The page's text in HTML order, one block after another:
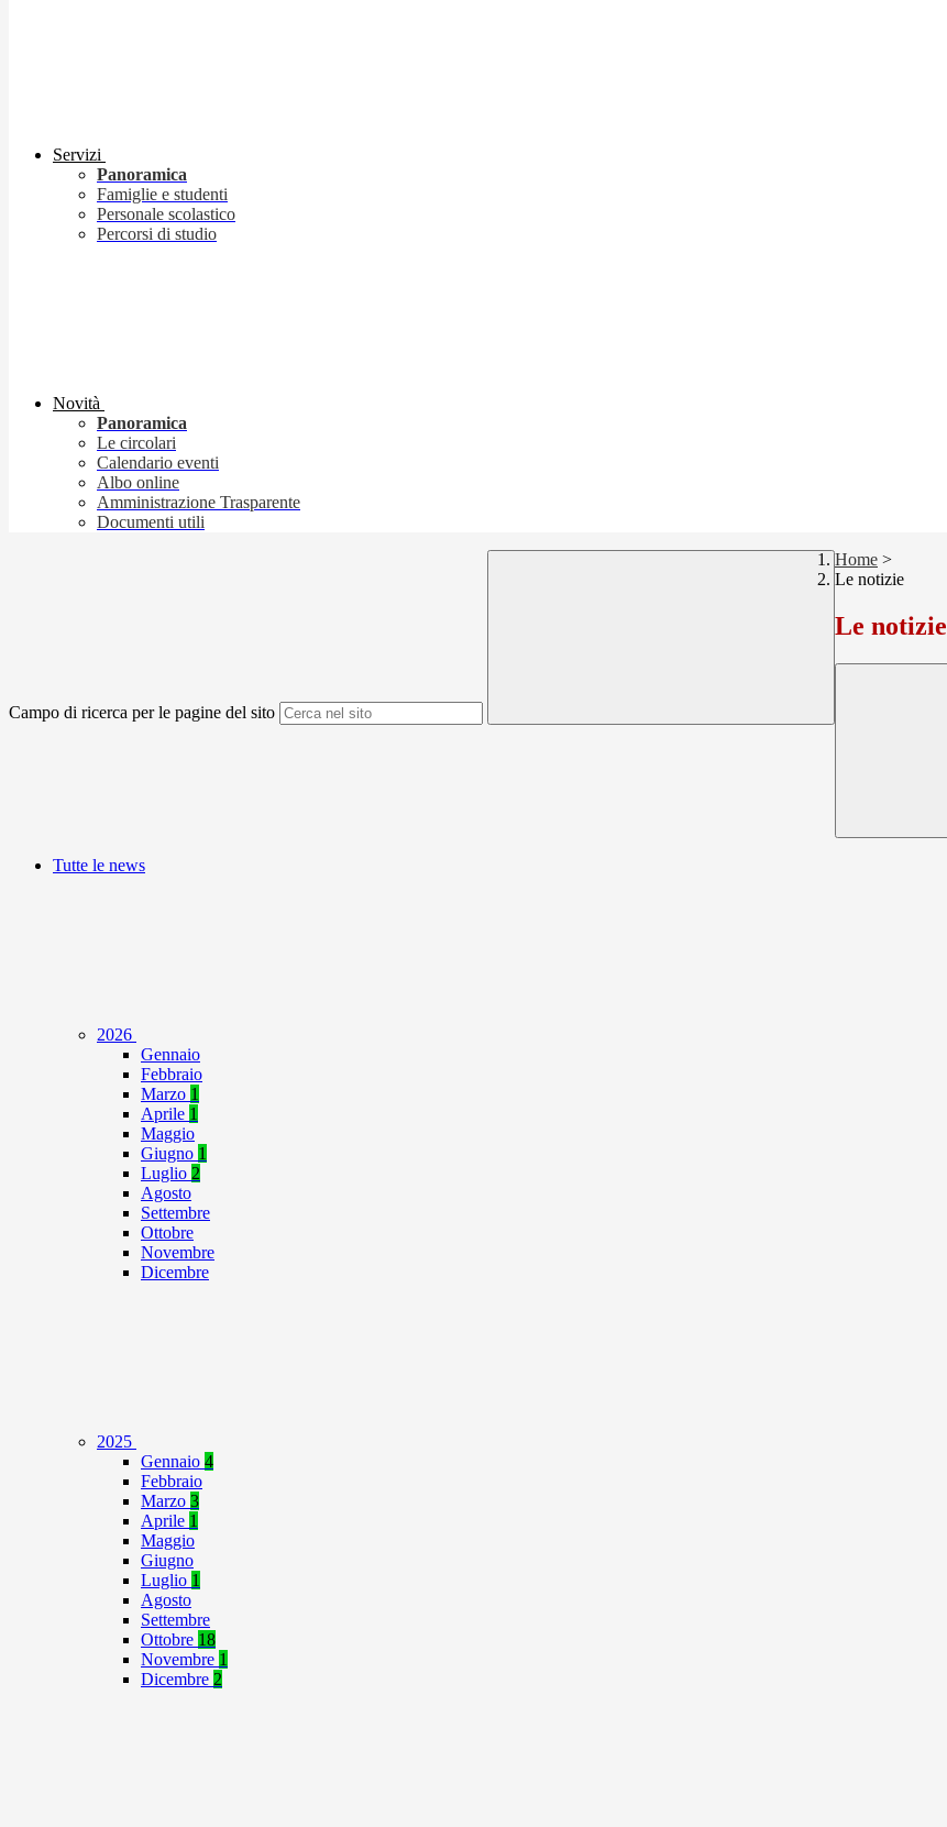
Servizi
Panoramica
Famiglie e studenti
Personale scolastico
Percorsi di studio
Novità
Panoramica
Le circolari
Calendario eventi
Albo online
Amministrazione Trasparente
Documenti utili
Campo di ricerca per le pagine del sito
Home >
Le notizie
Le notizie
Tutte le news
2026
Gennaio
Febbraio
Marzo 1
Aprile 1
Maggio
Giugno 1
Luglio 2
Agosto
Settembre
Ottobre
Novembre
Dicembre
2025
Gennaio 4
Febbraio
Marzo 3
Aprile 1
Maggio
Giugno
Luglio 1
Agosto
Settembre
Ottobre 18
Novembre 1
Dicembre 2